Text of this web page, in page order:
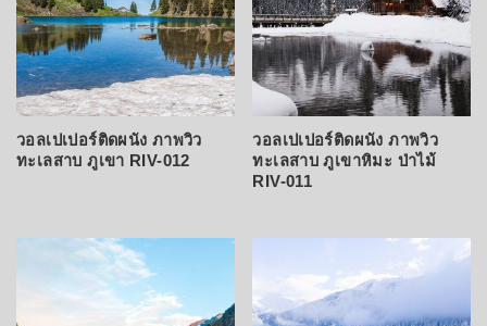
วอลเปเปอร์ติดผนัง ภาพวิว
ทะเลสาบ ภูเขา RIV-012
วอลเปเปอร์ติดผนัง ภาพวิว
ทะเลสาบ ภูเขาหิมะ ป่าไม้
RIV-011